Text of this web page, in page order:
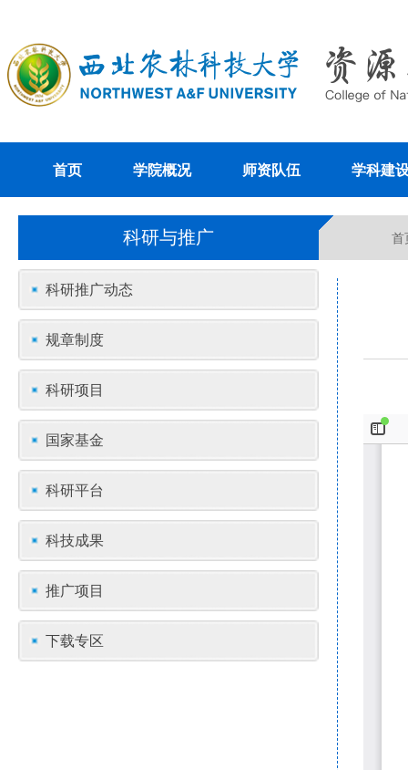
首页 学院概况 师资队伍 学科建
科研与推广 首
科研推广动态
规章制度
科研项目
国家基金
科研平台
科技成果
推广项目
下载专区